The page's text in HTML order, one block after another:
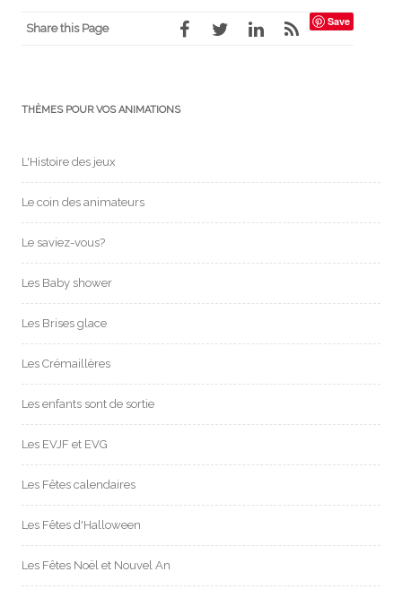
Share this Page
Save
THÈMES POUR VOS ANIMATIONS
L'Histoire des jeux
Le coin des animateurs
Le saviez-vous?
Les Baby shower
Les Brises glace
Les Crémaillères
Les enfants sont de sortie
Les EVJF et EVG
Les Fêtes calendaires
Les Fêtes d'Halloween
Les Fêtes Noël et Nouvel An